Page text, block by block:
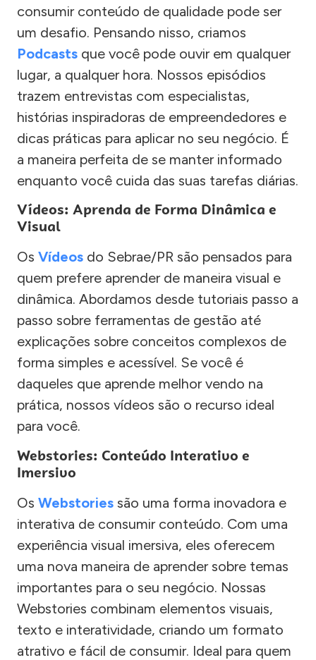
consumir conteúdo de qualidade pode ser
um desafio. Pensando nisso, criamos
Podcasts que você pode ouvir em qualquer
lugar, a qualquer hora. Nossos episódios
trazem entrevistas com especialistas,
histórias inspiradoras de empreendedores e
dicas práticas para aplicar no seu negócio. É
a maneira perfeita de se manter informado
enquanto você cuida das suas tarefas diárias.
Vídeos: Aprenda de Forma Dinâmica e
Visual
Os Vídeos do Sebrae/PR são pensados para
quem prefere aprender de maneira visual e
dinâmica. Abordamos desde tutoriais passo a
passo sobre ferramentas de gestão até
explicações sobre conceitos complexos de
forma simples e acessível. Se você é
daqueles que aprende melhor vendo na
prática, nossos vídeos são o recurso ideal
para você.
Webstories: Conteúdo Interativo e
Imersivo
Os Webstories são uma forma inovadora e
interativa de consumir conteúdo. Com uma
experiência visual imersiva, eles oferecem
uma nova maneira de aprender sobre temas
importantes para o seu negócio. Nossas
Webstories combinam elementos visuais,
texto e interatividade, criando um formato
atrativo e fácil de consumir. Ideal para quem